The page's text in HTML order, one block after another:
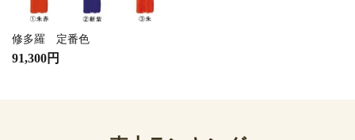
修多羅 定番色
91,300円